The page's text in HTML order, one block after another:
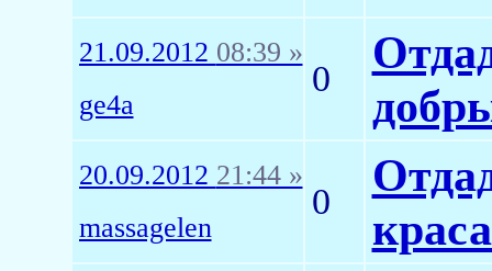
21.09.2012 08:39 »
ge4a
0
20.09.2012 21:44 »
massagelen
0